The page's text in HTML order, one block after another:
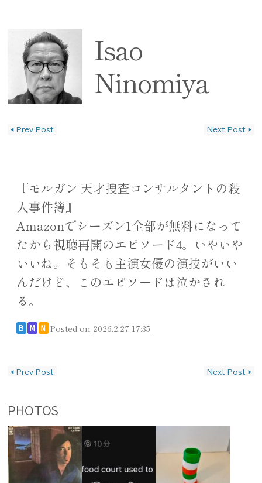
Isao
Ninomiya
◀ Prev Post Next Post ▶
『モルガン 天才捜査コンサルタントの殺
人事件簿』
Amazonでシーズン1全部が無料になって
たから視聴再開のエピソード4。いやいや
いいね。そもそも主演女優の演技がいい
んだけど、このエピソードは泣かされ
る。
B M N Posted on 2026.2.27 17:35
◀ Prev Post Next Post ▶
PHOTOS